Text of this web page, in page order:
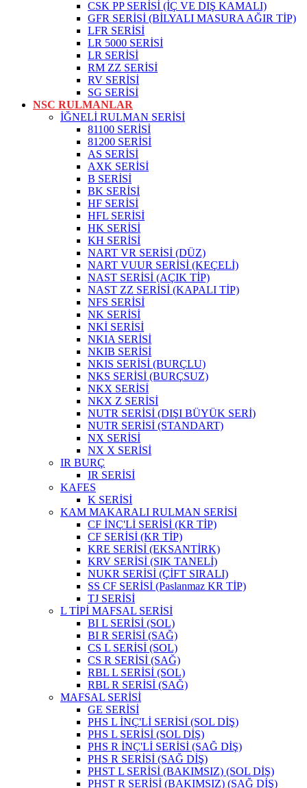
CSK PP SERİSİ (İÇ VE DIŞ KAMALI)
GFR SERİSİ (BİLYALI MASURA AĞIR TİP)
LFR SERİSİ
LR 5000 SERİSİ
LR SERİSİ
RM ZZ SERİSİ
RV SERİSİ
SG SERİSİ
NSC RULMANLAR
İĞNELİ RULMAN SERİSİ
81100 SERİSİ
81200 SERİSİ
AS SERİSİ
AXK SERİSİ
B SERİSİ
BK SERİSİ
HF SERİSİ
HFL SERİSİ
HK SERİSİ
KH SERİSİ
NART VR SERİSİ (DÜZ)
NART VUUR SERİSİ (KEÇELİ)
NAST SERİSİ (AÇIK TİP)
NAST ZZ SERİSİ (KAPALI TİP)
NFS SERİSİ
NK SERİSİ
NKİ SERİSİ
NKIA SERİSİ
NKIB SERİSİ
NKIS SERİSİ (BURÇLU)
NKS SERİSİ (BURÇSUZ)
NKX SERİSİ
NKX Z SERİSİ
NUTR SERİSİ (DIŞI BÜYÜK SERİ)
NUTR SERİSİ (STANDART)
NX SERİSİ
NX X SERİSİ
IR BURÇ
IR SERİSİ
KAFES
K SERİSİ
KAM MAKARALI RULMAN SERİSİ
CF İNÇ'Lİ SERİSİ (KR TİP)
CF SERİSİ (KR TİP)
KRE SERİSİ (EKSANTİRK)
KRV SERİSİ (SIK TANELİ)
NUKR SERİSİ (ÇİFT SIRALI)
SS CF SERİSİ (Paslanmaz KR TİP)
TJ SERİSİ
L TİPİ MAFSAL SERİSİ
BI L SERİSİ (SOL)
BI R SERİSİ (SAĞ)
CS L SERİSİ (SOL)
CS R SERİSİ (SAĞ)
RBL L SERİSİ (SOL)
RBL R SERİSİ (SAĞ)
MAFSAL SERİSİ
GE SERİSİ
PHS L İNÇ'Lİ SERİSİ (SOL DİŞ)
PHS L SERİSİ (SOL DİŞ)
PHS R İNÇ'Lİ SERİSİ (SAĞ DİŞ)
PHS R SERİSİ (SAĞ DİŞ)
PHST L SERİSİ (BAKIMSIZ) (SOL DİŞ)
PHST R SERİSİ (BAKIMSIZ) (SAĞ DİŞ)